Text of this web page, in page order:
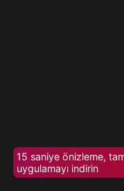
15 saniye önizleme,
uygulamayı indirin